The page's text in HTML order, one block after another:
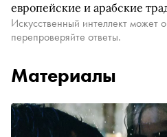
европейские и арабские
Искусственный интеллект может
перепроверяйте ответы.
Материалы